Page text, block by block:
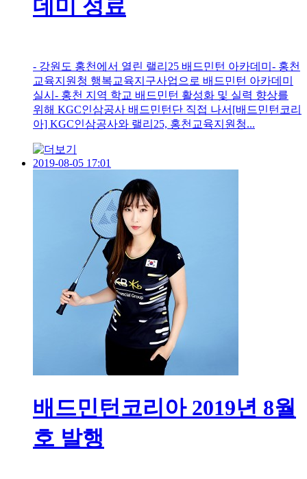
데미 성료
- 강원도 홍천에서 열린 랠리25 배드민턴 아카데미- 홍천
교육지원청 행복교육지구사업으로 배드민턴 아카데미
실시- 홍천 지역 학교 배드민턴 활성화 및 실력 향상를
위해 KGC인삼공사 배드민턴단 직접 나서[배드민턴코리
아] KGC인삼공사와 랠리25, 홍천교육지원청...
2019-08-05 17:01
배드민턴코리아 2019년 8월
호 발행